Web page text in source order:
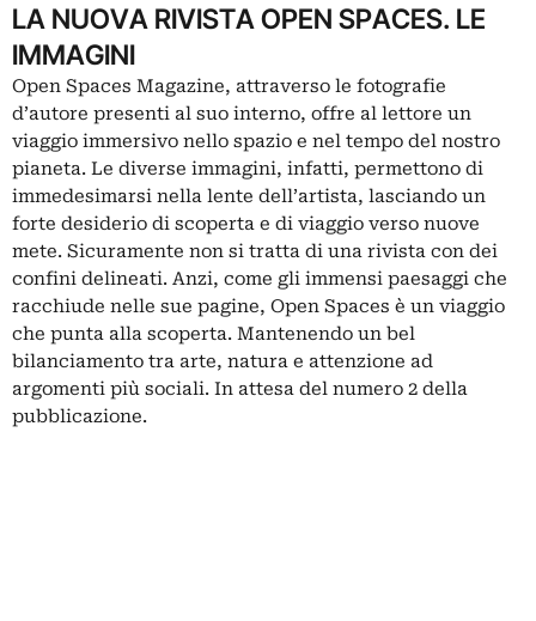
LA NUOVA RIVISTA OPEN SPACES. LE
IMMAGINI
Open Spaces Magazine, attraverso le fotografie
d’autore presenti al suo interno, offre al lettore un
viaggio immersivo nello spazio e nel tempo del nostro
pianeta. Le diverse immagini, infatti, permettono di
immedesimarsi nella lente dell’artista, lasciando un
forte desiderio di scoperta e di viaggio verso nuove
mete. Sicuramente non si tratta di una rivista con dei
confini delineati. Anzi, come gli immensi paesaggi che
racchiude nelle sue pagine, Open Spaces è un viaggio
che punta alla scoperta. Mantenendo un bel
bilanciamento tra arte, natura e attenzione ad
argomenti più sociali. In attesa del numero 2 della
pubblicazione.